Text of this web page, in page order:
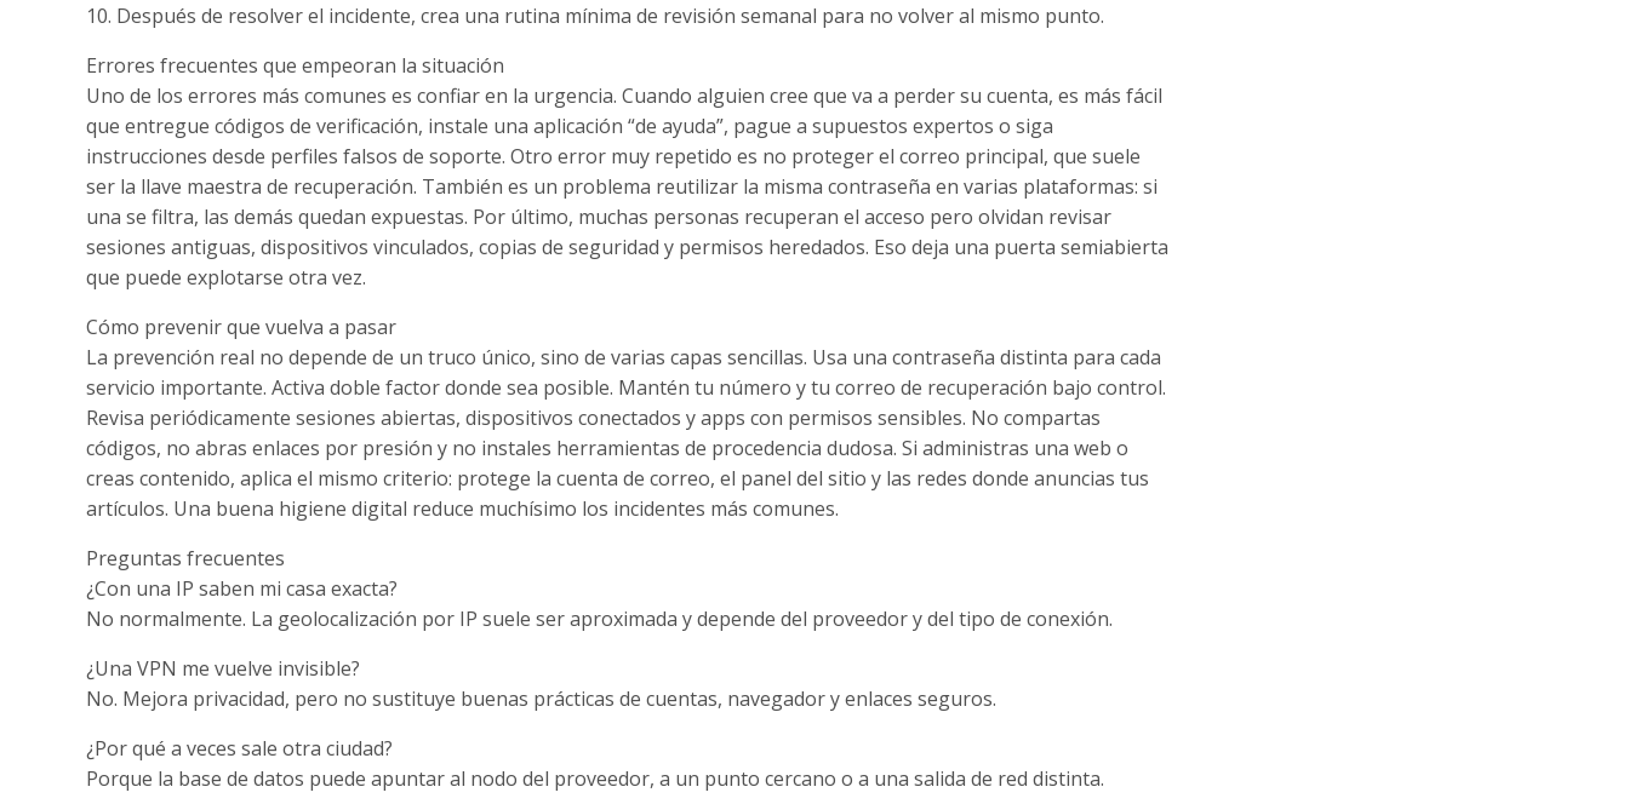
10. Después de resolver el incidente, crea una rutina mínima de revisión semanal para no volver al mismo punto.
Errores frecuentes que empeoran la situación
Uno de los errores más comunes es confiar en la urgencia. Cuando alguien cree que va a perder su cuenta, es más fácil
que entregue códigos de verificación, instale una aplicación “de ayuda”, pague a supuestos expertos o siga
instrucciones desde perfiles falsos de soporte. Otro error muy repetido es no proteger el correo principal, que suele
ser la llave maestra de recuperación. También es un problema reutilizar la misma contraseña en varias plataformas: si
una se filtra, las demás quedan expuestas. Por último, muchas personas recuperan el acceso pero olvidan revisar
sesiones antiguas, dispositivos vinculados, copias de seguridad y permisos heredados. Eso deja una puerta semiabierta
que puede explotarse otra vez.
Cómo prevenir que vuelva a pasar
La prevención real no depende de un truco único, sino de varias capas sencillas. Usa una contraseña distinta para cada
servicio importante. Activa doble factor donde sea posible. Mantén tu número y tu correo de recuperación bajo control.
Revisa periódicamente sesiones abiertas, dispositivos conectados y apps con permisos sensibles. No compartas
códigos, no abras enlaces por presión y no instales herramientas de procedencia dudosa. Si administras una web o
creas contenido, aplica el mismo criterio: protege la cuenta de correo, el panel del sitio y las redes donde anuncias tus
artículos. Una buena higiene digital reduce muchísimo los incidentes más comunes.
Preguntas frecuentes
¿Con una IP saben mi casa exacta?
No normalmente. La geolocalización por IP suele ser aproximada y depende del proveedor y del tipo de conexión.
¿Una VPN me vuelve invisible?
No. Mejora privacidad, pero no sustituye buenas prácticas de cuentas, navegador y enlaces seguros.
¿Por qué a veces sale otra ciudad?
Porque la base de datos puede apuntar al nodo del proveedor, a un punto cercano o a una salida de red distinta.